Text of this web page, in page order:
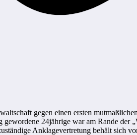
gegen einen ersten
24jährige war am Rande der
Anklagevertretung behält sich